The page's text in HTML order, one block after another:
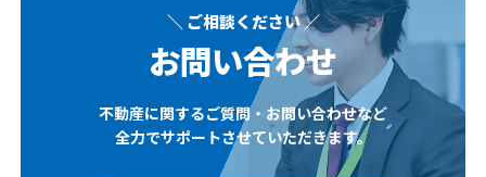
＼ ご相談ください ／
お問い合わせ
不動産に関するご質問・お問い合わせなど
全力でサポートさせていただきます。